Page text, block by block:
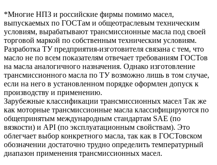
*Многие НПЗ и российские фирмы помимо масел,
выпускаемых по ГОСТам и общеотраслевым техническим
условиям, вырабатывают трансмиссионные масла под своей
торговой маркой по собственным техническим условиям.
Разработка ТУ предприятия-изготовителя связана с тем, что
масло не по всем показателям отвечает требованиям ГОСТов
на масла аналогичного назначения. Однако изготовление
трансмиссионного масла по ТУ возможно лишь в том случае,
если на него в установленном порядке оформлен допуск к
производству и применению.
Зарубежные классификации трансмиссионных масел Так же
как моторные трансмиссионные масла классифицируются по
общепринятым международным стандартам SAE (по
вязкости) и API (по эксплуатационным свойствам). Это
облегчает выбор конкретного масла, так как в ГОСТовском
обозначении достаточно трудно определить температурный
диапазон применения трансмиссионных масел.